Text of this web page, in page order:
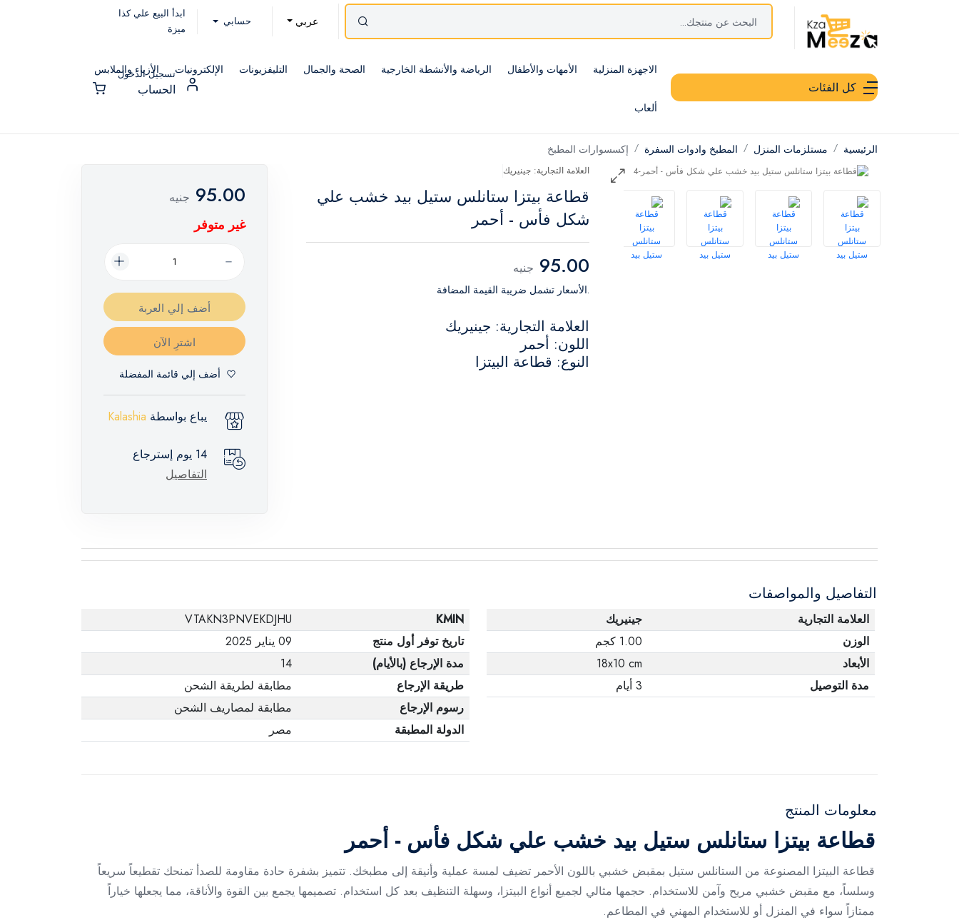
عربي حسابي
ابدأ البيع علي كذا
ميزة
كل الفئات
الاجهزة المنزلية الأمهات والأطفال الرياضة والأنشطة الخارجية الصحة والجمال التليفزيونات الإلكترونيات الأزياء والملابس
ألعاب
تسجيل الدخول
الحساب
الرئيسية مستلزمات المنزل المطبخ وادوات السفرة إكسسوارات المطبخ
العلامة التجارية: جينيريك
قطاعة بيتزا ستانلس ستيل بيد خشب علي
شكل فأس - أحمر
95.00 جنيه
.الأسعار تشمل ضريبة القيمة المضافة
العلامة التجارية: جينيريك
اللون: أحمر
النوع: قطاعة البيتزا
95.00 جنيه
غير متوفر
أضف إلي العربة
اشترِ الآن
أضف إلي قائمة المفضلة
يباع بواسطة Kalashia
14 يوم إسترجاع
التفاصيل
التفاصيل والمواصفات
العلامة التجارية
جينيريك
الوزن
1.00 كجم
الأبعاد
18x10 cm
مدة التوصيل
3 أيام
KMIN
VTAKN3PNVEKDJHU
تاريخ توفر أول منتج
09 يناير 2025
مدة الإرجاع (بالأيام)
14
طريقة الإرجاع
مطابقة لطريقة الشحن
رسوم الإرجاع
مطابقة لمصاريف الشحن
الدولة المطبقة
مصر
معلومات المنتج
قطاعة بيتزا ستانلس ستيل بيد خشب علي شكل فأس - أحمر
قطاعة البيتزا المصنوعة من الستانلس ستيل بمقبض خشبي باللون الأحمر تضيف لمسة عملية وأنيقة إلى مطبخك. تتميز بشفرة حادة مقاومة للصدأ تمنحك تقطيعاً سريعاً
وسلساً، مع مقبض خشبي مريح وآمن للاستخدام. حجمها مثالي لجميع أنواع البيتزا، وسهلة التنظيف بعد كل استخدام. تصميمها يجمع بين القوة والأناقة، مما يجعلها خياراً
ممتازاً سواء في المنزل أو للاستخدام المهني في المطاعم.